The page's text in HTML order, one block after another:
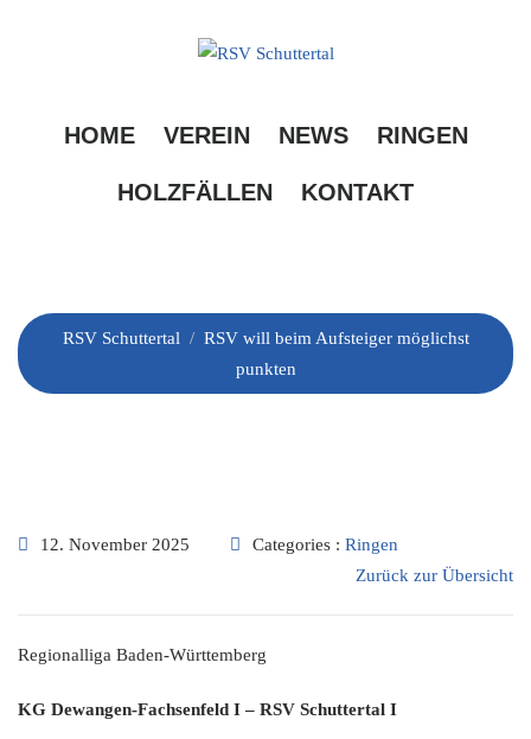
HOME VEREIN NEWS RINGEN
HOLZFÄLLEN KONTAKT
Aufsteiger möglichst
punkten
RSV Schuttertal / RSV will beim Aufsteiger möglichst
punkten
12. November 2025 Categories : Ringen
Zurück zur Übersicht
Regionalliga Baden-Württemberg
KG Dewangen-Fachsenfeld I – RSV Schuttertal I